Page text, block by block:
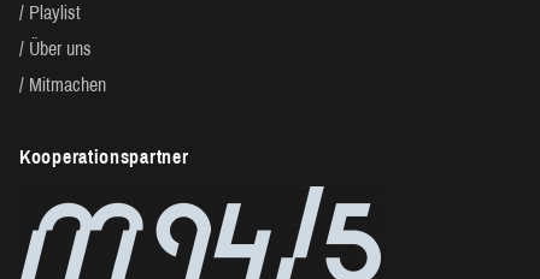
Playlist
Über uns
Mitmachen
Kooperationspartner